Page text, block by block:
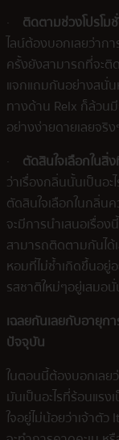
· ติดตามช่วงโปรโ
ไลน์ต้องบอกเลยว่าก
ครั้งยังสามารถที่จะติ
แจกแถมกันอย่างสนั่น
ทางด้าน Relx ก็ล้วน
อย่างง่ายดายเลยจริง
· ตัดสินใจเลือกใน
ว่าเรื่องกลิ่นนั้นเป็นอ
ตัดสินใจเลือกในกลิ่น
จะมีการนำเสนอเรื่อ
สามารถติดตามกันได้
หอมที่ไม่ซ้ำเกิดขึ้นอยู่
รสชาติใหม่ๆอยู่เสมอนั่
เฉลยกันเลยกับอายุก
ปัจจุบัน
ในตอนนี้ต้องบอกเลย
มันเป็นอะไรที่ร้อนแร
ใจอยู่ไม่น้อยว่าเจ้าตัว